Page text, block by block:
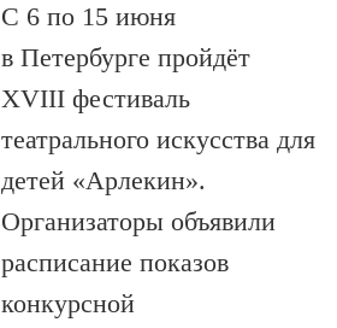
С 6 по 15 июня
в Петербурге пройдёт
XVIII фестиваль
театрального искусства для
детей «Арлекин».
Организаторы объявили
расписание показов
конкурсной